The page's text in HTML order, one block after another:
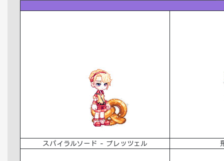
スパイラルソード - プレッツェル